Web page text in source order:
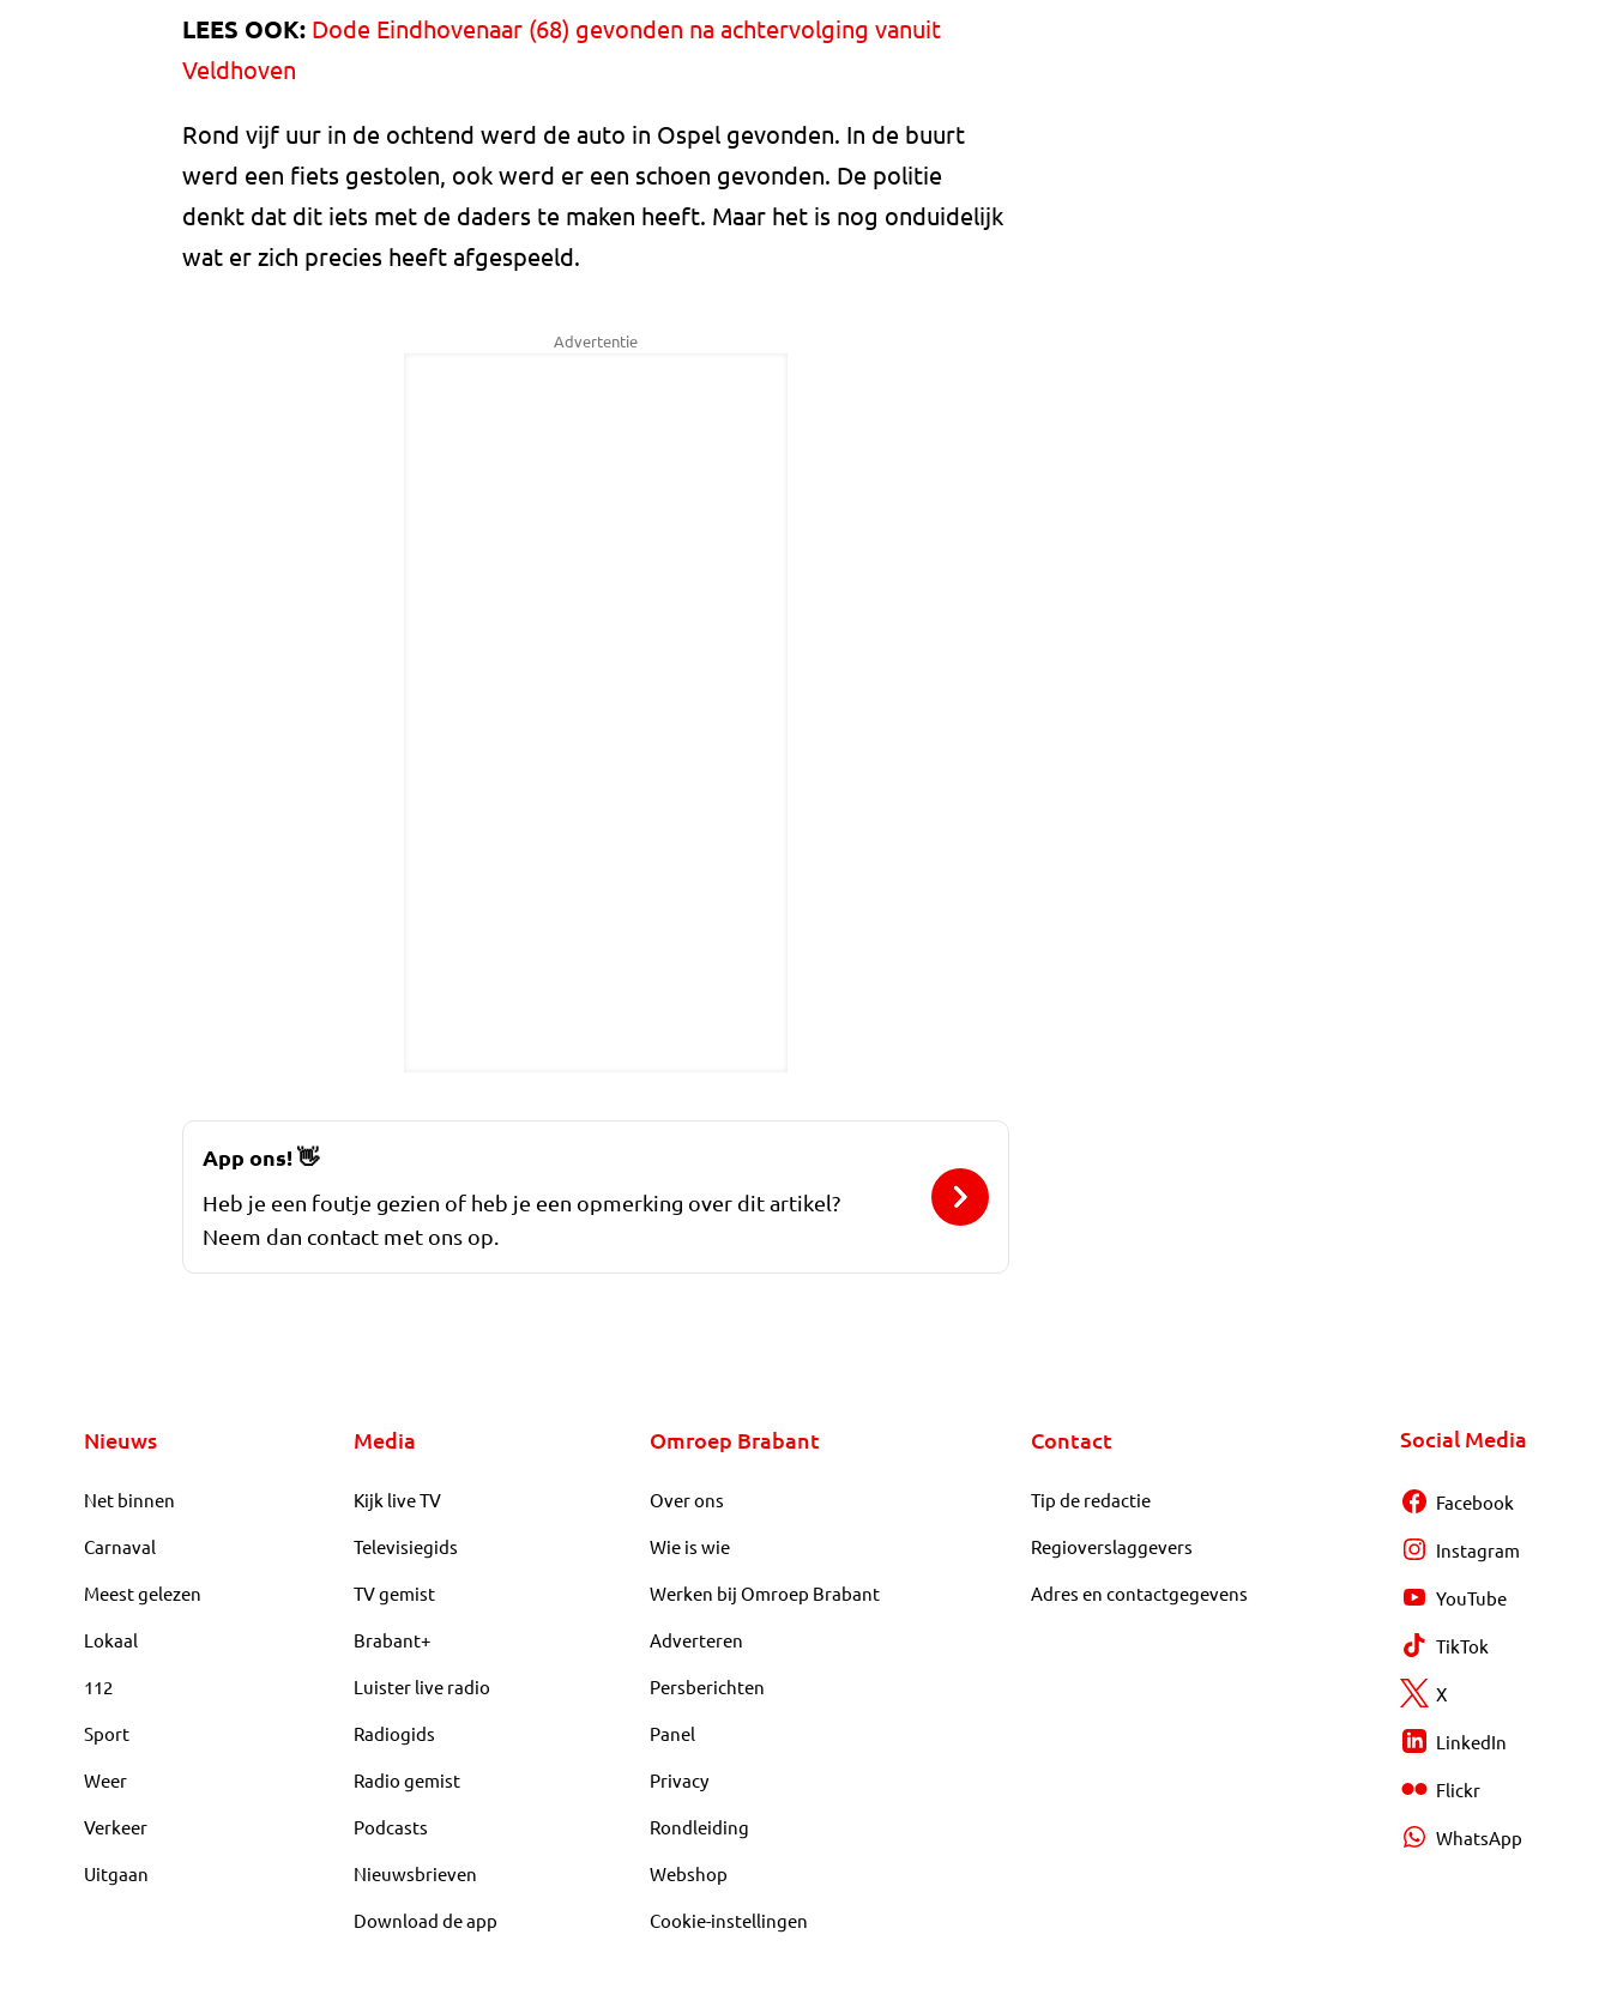
LEES OOK: Dode Eindhovenaar (68) gevonden na achtervolging vanuit
Veldhoven
Rond vijf uur in de ochtend werd de auto in Ospel gevonden. In de buurt
werd een fiets gestolen, ook werd er een schoen gevonden. De politie
denkt dat dit iets met de daders te maken heeft. Maar het is nog onduidelijk
wat er zich precies heeft afgespeeld.
Advertentie
App ons!👋
Heb je een foutje gezien of heb je een opmerking over dit artikel?
Neem dan contact met ons op.
Nieuws
Net binnen
Carnaval
Meest gelezen
Lokaal
112
Sport
Weer
Verkeer
Uitgaan
Media
Kijk live TV
Televisiegids
TV gemist
Brabant+
Luister live radio
Radiogids
Radio gemist
Podcasts
Nieuwsbrieven
Download de app
Omroep Brabant
Over ons
Wie is wie
Werken bij Omroep Brabant
Adverteren
Persberichten
Panel
Privacy
Rondleiding
Webshop
Cookie-instellingen
Contact
Tip de redactie
Regioverslaggevers
Adres en contactgegevens
Social Media
Facebook
Instagram
YouTube
TikTok
X
LinkedIn
Flickr
WhatsApp